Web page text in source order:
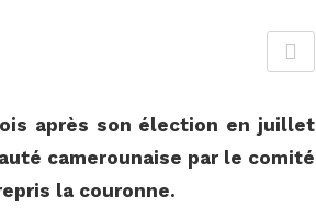
après son élection en juillet
camerounaise par le comité
la couronne.